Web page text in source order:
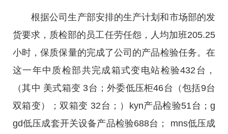
根据公司生产部安排的生产计划和市场部的发
货要求，质检部的员工任劳任怨，人均加班205.25
小时，保质保量的完成了公司的产品检验任务。在
这一年中质检部共完成箱式变电站检验432台，
（其中 美式箱变 3台；外委低压柜46台（包括9台
双箱变）；双箱变 32台；）kyn产品检验51台；g
gd低压成套开关设备产品检验688台； mns低压成